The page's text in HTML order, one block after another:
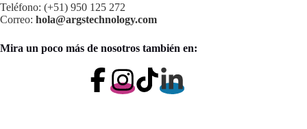
Teléfono: (+51) 950 125 272
Correo: hola@argstechnology.com
Mira un poco más de nosotros también en: